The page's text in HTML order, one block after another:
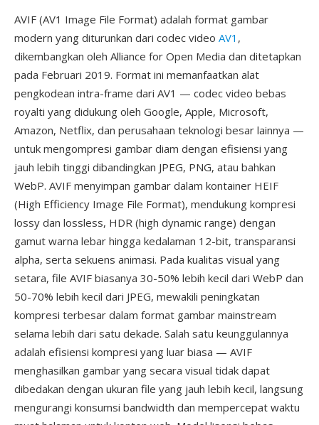
AVIF (AV1 Image File Format) adalah format gambar
modern yang diturunkan dari codec video AV1 ,
dikembangkan oleh Alliance for Open Media dan ditetapkan
pada Februari 2019. Format ini memanfaatkan alat
pengkodean intra-frame dari AV1 — codec video bebas
royalti yang didukung oleh Google, Apple, Microsoft,
Amazon, Netflix, dan perusahaan teknologi besar lainnya —
untuk mengompresi gambar diam dengan efisiensi yang
jauh lebih tinggi dibandingkan JPEG, PNG, atau bahkan
WebP. AVIF menyimpan gambar dalam kontainer HEIF
(High Efficiency Image File Format), mendukung kompresi
lossy dan lossless, HDR (high dynamic range) dengan
gamut warna lebar hingga kedalaman 12-bit, transparansi
alpha, serta sekuens animasi. Pada kualitas visual yang
setara, file AVIF biasanya 30-50% lebih kecil dari WebP dan
50-70% lebih kecil dari JPEG, mewakili peningkatan
kompresi terbesar dalam format gambar mainstream
selama lebih dari satu dekade. Salah satu keunggulannya
adalah efisiensi kompresi yang luar biasa — AVIF
menghasilkan gambar yang secara visual tidak dapat
dibedakan dengan ukuran file yang jauh lebih kecil, langsung
mengurangi konsumsi bandwidth dan mempercepat waktu